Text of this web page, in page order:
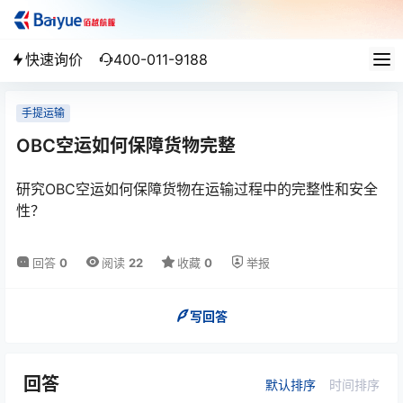
快速询价 400-011-9188
手提运输
OBC空运如何保障货物完整
研究OBC空运如何保障货物在运输过程中的完整性和安全
性？
回答 0 阅读 22 收藏 0 举报
写回答
回答 默认排序 时间排序